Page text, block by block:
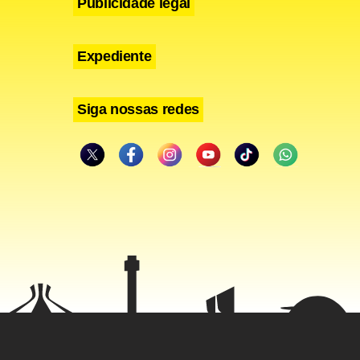
legal
Expediente
Siga nossas redes